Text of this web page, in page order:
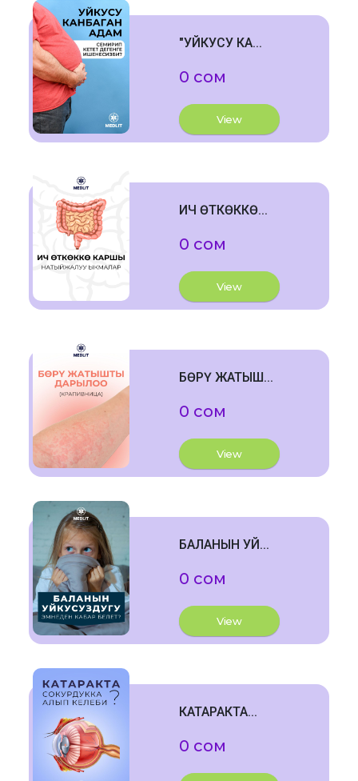
"УЙКУСУ КА...
0 сом
View
ИЧ ӨТКӨККӨ...
0 сом
View
БӨРҮ ЖАТЫШ...
0 сом
View
БАЛАНЫН УЙ...
0 сом
View
КАТАРАКТА...
0 сом